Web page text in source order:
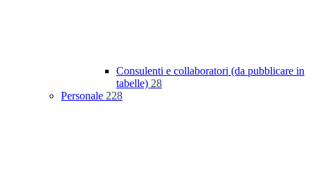
Consulenti e collaboratori (da pubblicare in
tabelle) 28
Personale 228